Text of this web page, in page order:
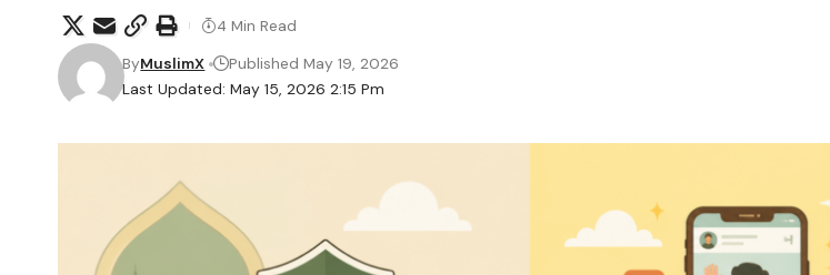
Last Updated: May 15, 2026 2:15 Pm
ByMuslimX Published May 19, 2026
4 Min Read